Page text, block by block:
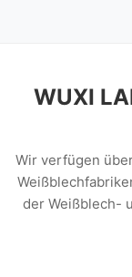
WUXI
Wir verfügen
der Weißblech-